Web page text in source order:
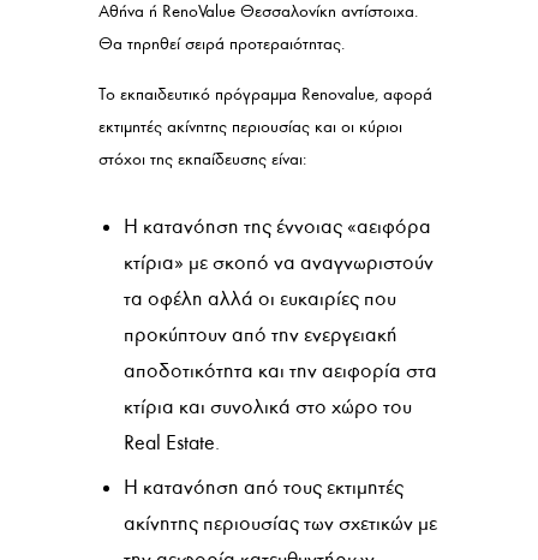
Αθήνα ή RenoValue Θεσσαλονίκη αντίστοιχα.
Θα τηρηθεί σειρά προτεραιότητας.
Το εκπαιδευτικό πρόγραμμα Renovalue, αφορά
εκτιμητές ακίνητης περιουσίας και οι κύριοι
στόχοι της εκπαίδευσης είναι:
Η κατανόηση της έννοιας «αειφόρα
κτίρια» με σκοπό να αναγνωριστούν
τα οφέλη αλλά οι ευκαιρίες που
προκύπτουν από την ενεργειακή
αποδοτικότητα και την αειφορία στα
κτίρια και συνολικά στο χώρο του
Real Estate.
Η κατανόηση από τους εκτιμητές
ακίνητης περιουσίας των σχετικών με